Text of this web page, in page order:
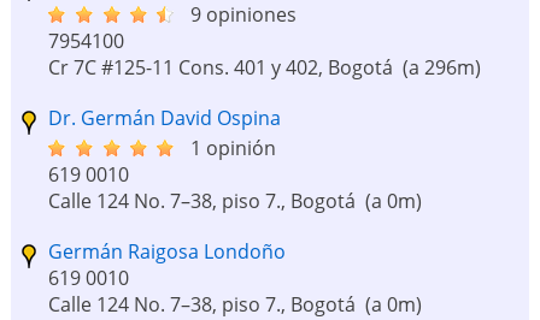
9 opiniones
7954100
Cr 7C #125-11 Cons. 401 y 402, Bogotá (a 296m)
Dr. Germán David Ospina
1 opinión
619 0010
Calle 124 No. 7–38, piso 7., Bogotá (a 0m)
Germán Raigosa Londoño
619 0010
Calle 124 No. 7–38, piso 7., Bogotá (a 0m)